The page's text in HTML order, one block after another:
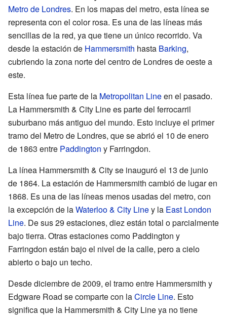
Metro de Londres. En los mapas del metro, esta línea se
representa con el color rosa. Es una de las líneas más
sencillas de la red, ya que tiene un único recorrido. Va
desde la estación de Hammersmith hasta Barking,
cubriendo la zona norte del centro de Londres de oeste a
este.
Esta línea fue parte de la Metropolitan Lineen el pasado.
La Hammersmith & City Line es parte del ferrocarril
suburbano más antiguo del mundo. Esto incluye el primer
tramo del Metro de Londres, que se abrió el 10 de enero
de 1863 entre Paddington y Farringdon.
La línea Hammersmith & City se inauguró el 13 de junio
de 1864. La estación de Hammersmith cambió de lugar en
1868. Es una de las líneas menos usadas del metro, con
la excepción de laWaterloo & City Liney la East London
Line. De sus 29 estaciones, diez están total o parcialmente
bajo tierra. Otras estaciones como Paddington y
Farringdon están bajo el nivel de la calle, pero a cielo
abierto o bajo un techo.
Desde diciembre de 2009, el tramo entre Hammersmith y
Edgware Road se comparte con laCircle Line. Esto
significa que la Hammersmith & City Line ya no tiene